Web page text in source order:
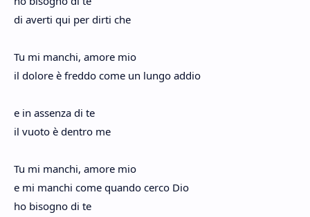
di averti qui per dirti che
Tu mi manchi, amore mio
il dolore è freddo come un lungo addio
e in assenza di te
il vuoto è dentro me
Tu mi manchi, amore mio
e mi manchi come quando cerco Dio
ho bisogno di te